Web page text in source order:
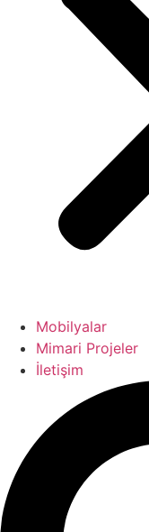
Mobilyalar
Mimari Projeler
İletişim